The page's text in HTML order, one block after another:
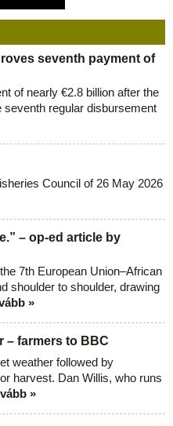
seventh payment of
of nearly €2.8 billion after the
seventh regular disbursement
Council of 26 May 2026
– op-ed article by
7th European Union–African
shoulder to shoulder, drawing
»
– farmers to BBC
weather followed by
harvest. Dan Willis, who runs
»